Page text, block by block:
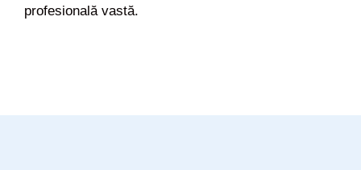
profesională vastă.